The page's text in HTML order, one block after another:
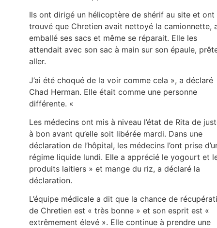
Ils ont dirigé un hélicoptère de shérif au site et ont
trouvé que Chretien avait nettoyé la camionnette,
emballé ses sacs et même se réparait. Elle les
attendait avec son sac à main sur son épaule,
aller.
J’ai été choqué de la voir comme cela », a déclaré
Chad Herman. Elle était comme une personne
différente. «
Les médecins ont mis à niveau l’état de Rita de
à bon avant qu’elle soit libérée mardi. Dans une
déclaration de l’hôpital, les médecins l’ont prise
régime liquide lundi. Elle a apprécié le yogourt et
produits laitiers » et mange du riz, a déclaré la
déclaration.
L’équipe médicale a dit que la chance de
de Chretien est « très bonne » et son esprit est «
extrêmement élevé ». Elle continue à prendre une